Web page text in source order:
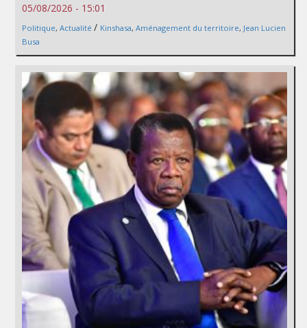
05/08/2026 - 15:01
Politique, Actualité / Kinshasa, Aménagement du territoire, Jean Lucien
Busa